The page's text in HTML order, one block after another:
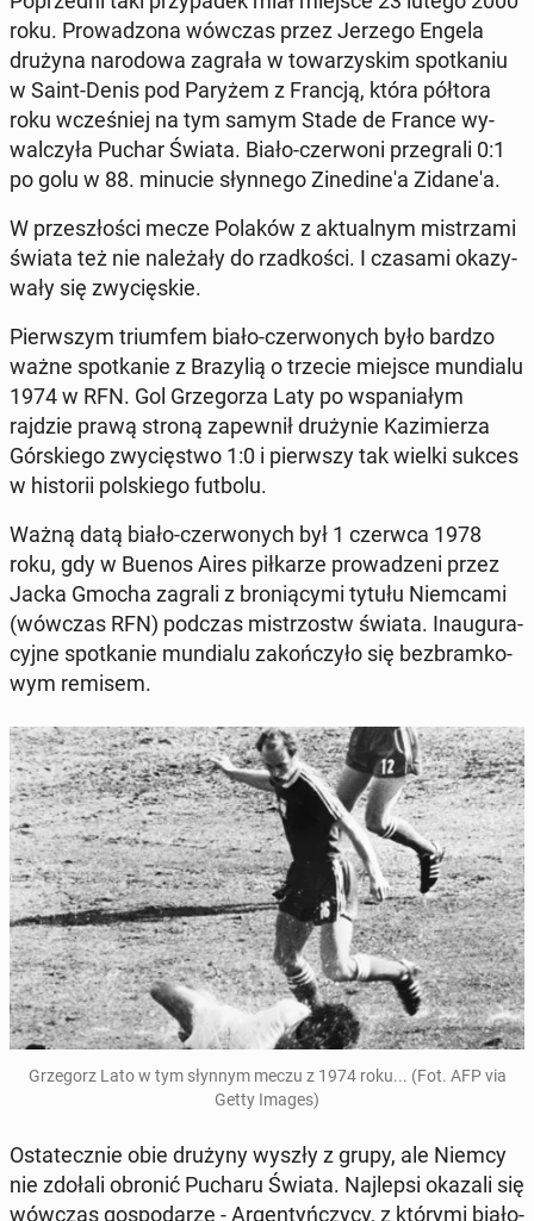
roku. Pro­wa­dzo­na wówczas przez Jerzego Engela
drużyna na­ro­do­wa zagrała w to­wa­rzy­skim spo­tka­niu
w Saint-Denis pod Paryżem z Francją, która półtora
roku wcze­śniej na tym samym Stade de France wy­
wal­czy­ła Puchar Świata. Biało-czer­wo­ni prze­gra­li 0:1
po golu w 88. minucie słyn­ne­go Zi­ne­di­ne­'a Zi­da­ne­'a.
W prze­szło­ści mecze Polaków z ak­tu­al­nym mi­strza­mi
świata też nie na­le­ża­ły do rzad­ko­ści. I czasami oka­zy­
wa­ły się zwy­cię­skie.
Pierw­szym trium­fem biało-czer­wo­nych było bardzo
ważne spo­tka­nie z Bra­zy­lią o trzecie miejsce mun­dia­lu
1974 w RFN. Gol Grze­go­rza Laty po wspa­nia­łym
rajdzie prawą stroną za­pew­nił dru­ży­nie Ka­zi­mie­rza
Gór­skie­go zwy­cię­stwo 1:0 i pierw­szy tak wielki sukces
w hi­sto­rii pol­skie­go futbolu.
Ważną datą biało-czer­wo­nych był 1 czerwca 1978
roku, gdy w Buenos Aires pił­ka­rze pro­wa­dze­ni przez
Jacka Gmocha zagrali z bro­nią­cy­mi tytułu Niem­ca­mi
(wówczas RFN) podczas mi­strzostw świata. In­au­gu­ra­
cyj­ne spo­tka­nie mun­dia­lu za­koń­czy­ło się bez­bram­ko­
wym remisem.
Grze­gorz Lato w tym słynnym meczu z 1974 roku... (Fot. AFP via
Getty Images)
Osta­tecz­nie obie drużyny wyszły z grupy, ale Niemcy
nie zdołali obronić Pucharu Świata. Naj­lep­si okazali się
wówczas go­spo­da­rze - Ar­gen­tyń­czy­cy, z którymi biało-